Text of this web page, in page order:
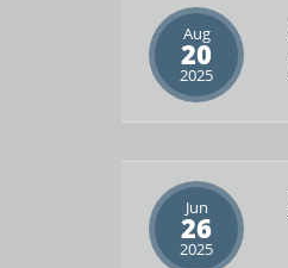
Aug
20
2025
Jun
26
2025